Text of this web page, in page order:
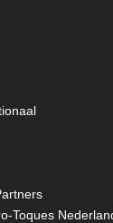
Toques